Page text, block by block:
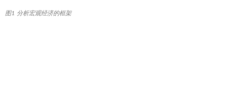
图1 分析宏观经济的框架